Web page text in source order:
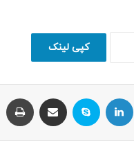
کپی لینک
ایکس لینکداین اسکایپ اشتراک با ایمیل